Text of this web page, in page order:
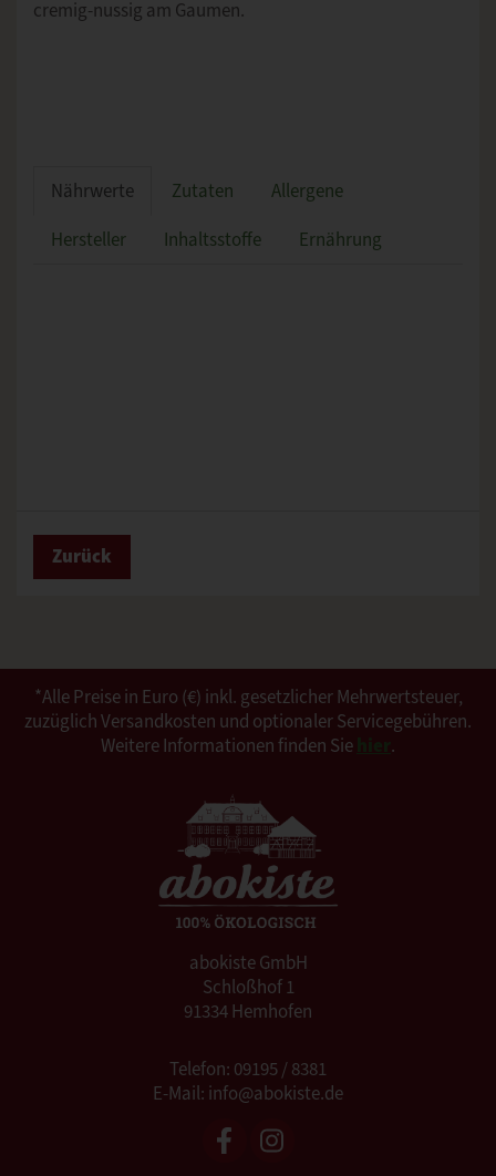
cremig-nussig am Gaumen.
Nährwerte Zutaten
Allergene
Hersteller
Inhaltsstoffe Ernährung
Zurück
*Alle Preise in Euro (€) inkl. gesetzlicher Mehrwertsteuer,
zuzüglich Versandkosten und optionaler Servicegebühren.
Weitere Informationen finden Sie
.
abokiste GmbH
Schloßhof 1
91334 Hemhofen
Telefon: 09195 / 8381
E-Mail: info@abokiste.de